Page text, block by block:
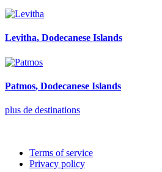
Levitha, Dodecanese Islands
Patmos, Dodecanese Islands
plus de destinations
Terms of service
Privacy policy